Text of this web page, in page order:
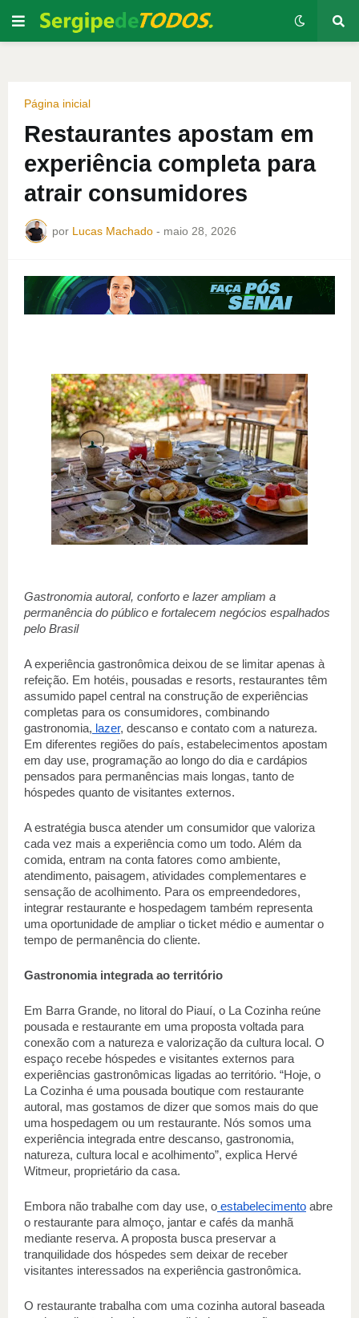
Página inicial
Restaurantes apostam em
experiência completa para
atrair consumidores
por Lucas Machado - maio 28, 2026
Gastronomia autoral, conforto e lazer ampliam a
permanência do público e fortalecem negócios espalhados
pelo Brasil
A experiência gastronômica deixou de se limitar apenas à
refeição. Em hotéis, pousadas e resorts, restaurantes têm
assumido papel central na construção de experiências
completas para os consumidores, combinando
gastronomia, lazer, descanso e contato com a natureza.
Em diferentes regiões do país, estabelecimentos apostam
em day use, programação ao longo do dia e cardápios
pensados para permanências mais longas, tanto de
hóspedes quanto de visitantes externos.
A estratégia busca atender um consumidor que valoriza
cada vez mais a experiência como um todo. Além da
comida, entram na conta fatores como ambiente,
atendimento, paisagem, atividades complementares e
sensação de acolhimento. Para os empreendedores,
integrar restaurante e hospedagem também representa
uma oportunidade de ampliar o ticket médio e aumentar o
tempo de permanência do cliente.
Gastronomia integrada ao território
Em Barra Grande, no litoral do Piauí, o La Cozinha reúne
pousada e restaurante em uma proposta voltada para
conexão com a natureza e valorização da cultura local. O
espaço recebe hóspedes e visitantes externos para
experiências gastronômicas ligadas ao território. “Hoje, o
La Cozinha é uma pousada boutique com restaurante
autoral, mas gostamos de dizer que somos mais do que
uma hospedagem ou um restaurante. Nós somos uma
experiência integrada entre descanso, gastronomia,
natureza, cultura local e acolhimento”, explica Hervé
Witmeur, proprietário da casa.
Embora não trabalhe com day use, o estabelecimento abre
o restaurante para almoço, jantar e cafés da manhã
mediante reserva. A proposta busca preservar a
tranquilidade dos hóspedes sem deixar de receber
visitantes interessados na experiência gastronômica.
O restaurante trabalha com uma cozinha autoral baseada